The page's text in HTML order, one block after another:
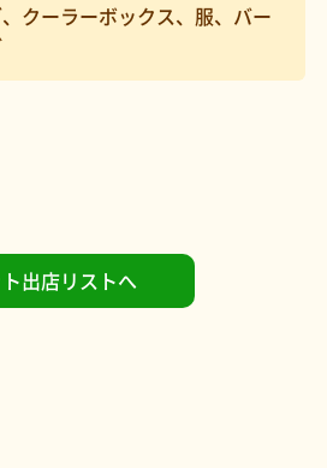
クーラーボックス、服、バー
出店リストへ